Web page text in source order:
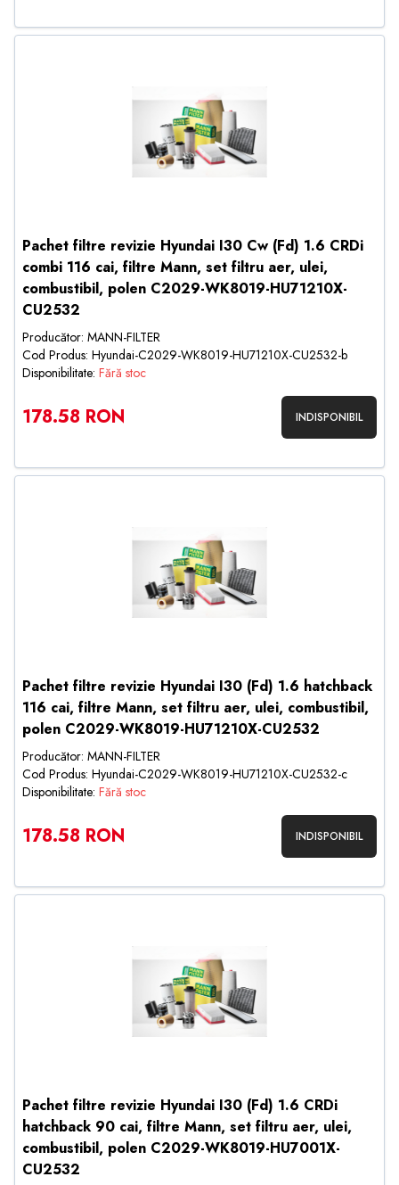
Pachet filtre revizie Hyundai I30 Cw (Fd) 1.6 CRDi
combi 116 cai, filtre Mann, set filtru aer, ulei,
combustibil, polen C2029-WK8019-HU71210X-
CU2532
Producător: MANN-FILTER
Cod Produs: Hyundai-C2029-WK8019-HU71210X-CU2532-b
Disponibilitate: Fără stoc
178.58 RON INDISPONIBIL
Pachet filtre revizie Hyundai I30 (Fd) 1.6 hatchback
116 cai, filtre Mann, set filtru aer, ulei, combustibil,
polen C2029-WK8019-HU71210X-CU2532
Producător: MANN-FILTER
Cod Produs: Hyundai-C2029-WK8019-HU71210X-CU2532-c
Disponibilitate: Fără stoc
178.58 RON INDISPONIBIL
Pachet filtre revizie Hyundai I30 (Fd) 1.6 CRDi
hatchback 90 cai, filtre Mann, set filtru aer, ulei,
combustibil, polen C2029-WK8019-HU7001X-
CU2532